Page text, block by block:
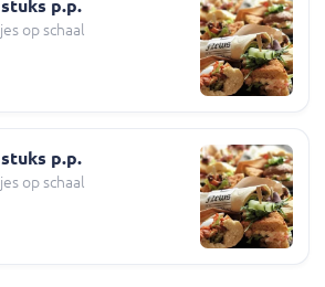
p.p.
op schaal
p.p.
op schaal